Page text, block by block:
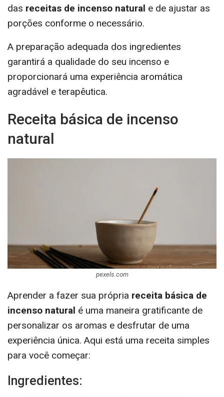
das receitas de incenso natural e de ajustar as
porções conforme o necessário.
A preparação adequada dos ingredientes
garantirá a qualidade do seu incenso e
proporcionará uma experiência aromática
agradável e terapêutica.
Receita básica de incenso
natural
pexels.com
Aprender a fazer sua própria receita básica de
incenso natural é uma maneira gratificante de
personalizar os aromas e desfrutar de uma
experiência única. Aqui está uma receita simples
para você começar:
Ingredientes: